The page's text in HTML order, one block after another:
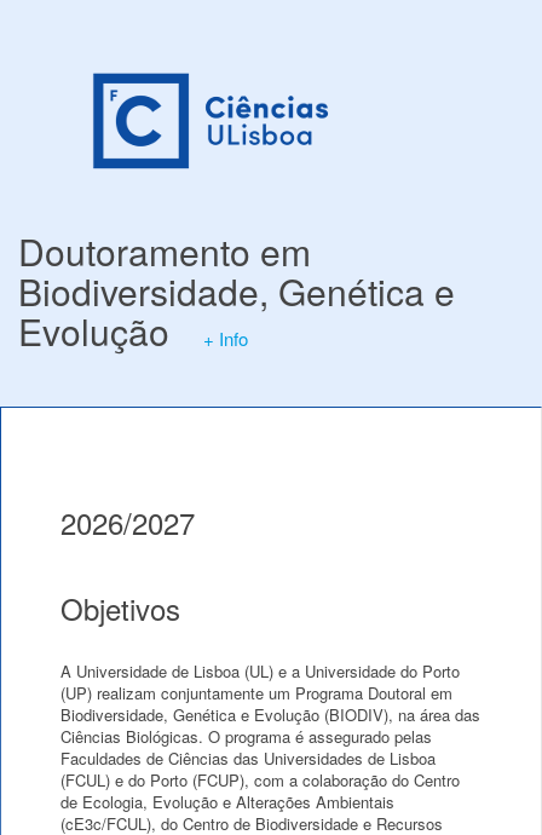
Doutoramento em
Biodiversidade, Genética e
Evolução + Info
2026/2027
Objetivos
A Universidade de Lisboa (UL) e a Universidade do Porto
(UP) realizam conjuntamente um Programa Doutoral em
Biodiversidade, Genética e Evolução (BIODIV), na área das
Ciências Biológicas. O programa é assegurado pelas
Faculdades de Ciências das Universidades de Lisboa
(FCUL) e do Porto (FCUP), com a colaboração do Centro
de Ecologia, Evolução e Alterações Ambientais
(cE3c/FCUL), do Centro de Biodiversidade e Recursos